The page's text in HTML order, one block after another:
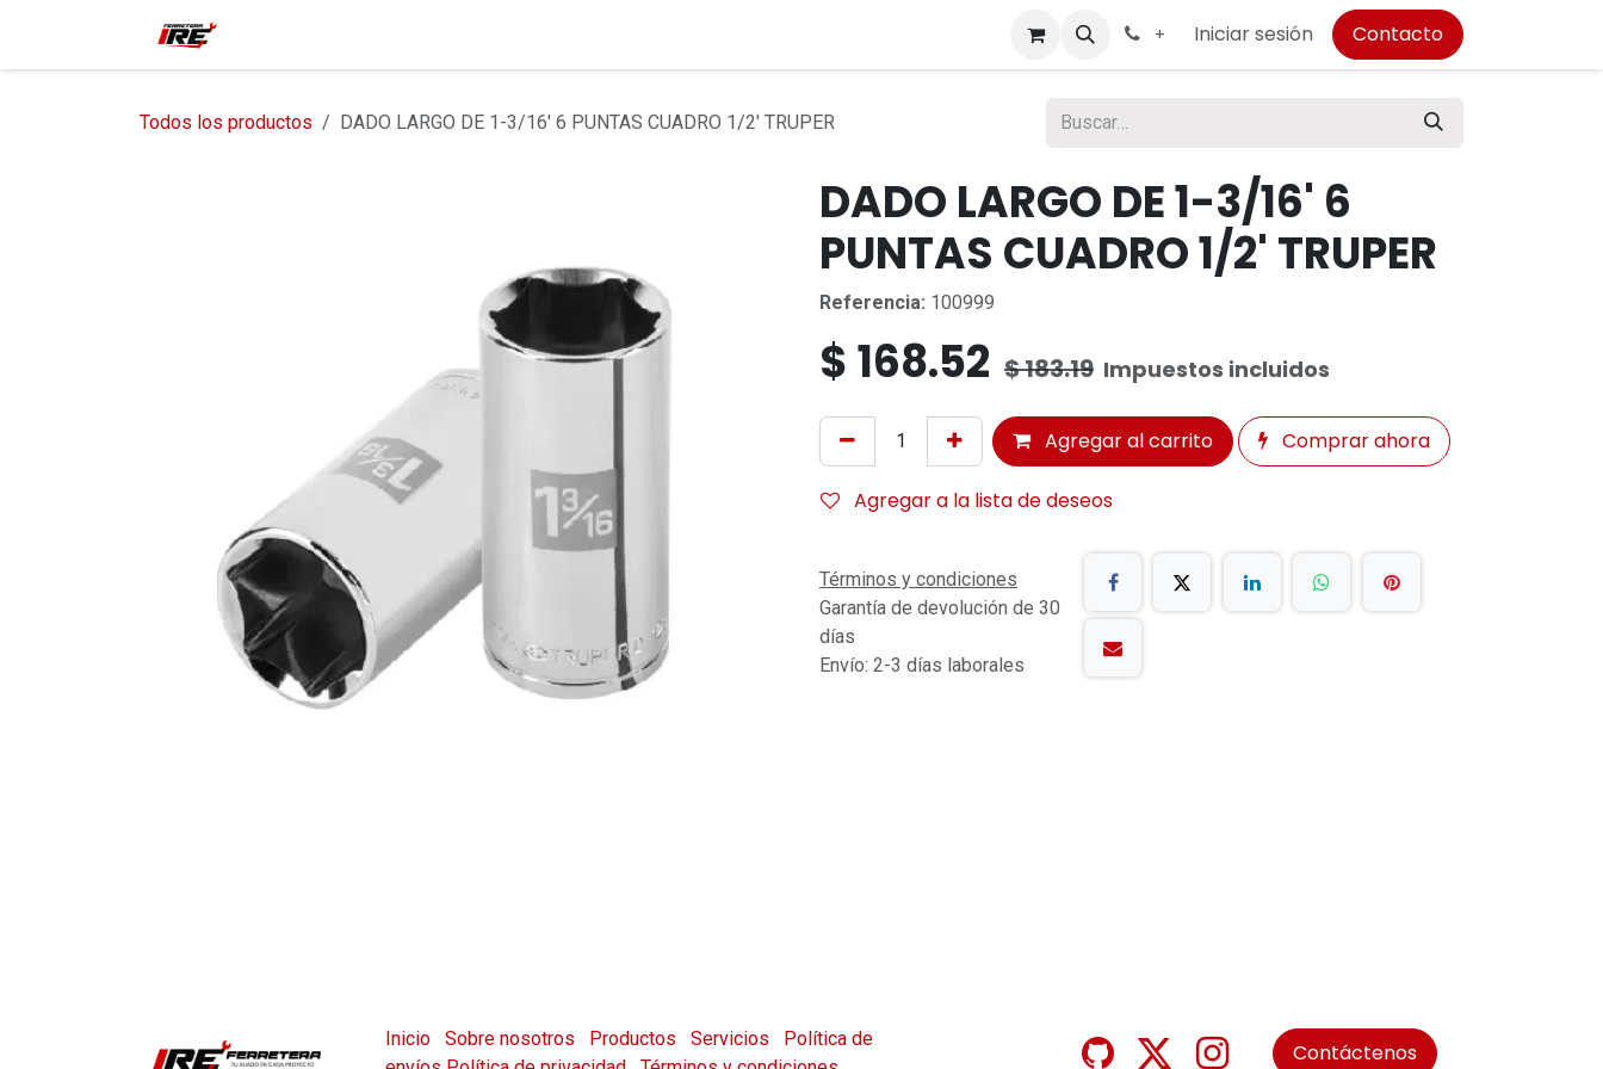
+ Iniciar sesión Contacto
Todos los productos DADO LARGO DE 1-3/16' 6 PUNTAS CUADRO 1/2' TRUPER
DADO LARGO DE 1-3/16' 6
PUNTAS CUADRO 1/2' TRUPER
Referencia: 100999
$168.52 $183.19 Impuestos incluidos
Agregar al carrito Comprar ahora
Agregar a la lista de deseos
Términos y condiciones
Garantía de devolución de 30
días
Envío: 2-3 días laborales
Inicio Sobre nosotros Productos Servicios
Política de
Contáctenos